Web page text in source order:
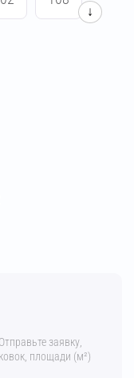
↓
заявку,
площади (м²)